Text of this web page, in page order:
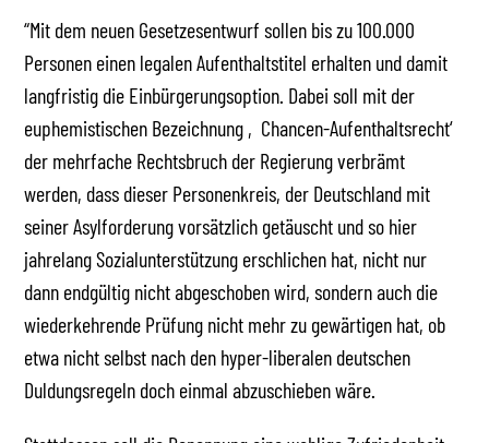
“Mit dem neuen Gesetzesentwurf sollen bis zu 100.000
Personen einen legalen Aufenthaltstitel erhalten und damit
langfristig die Einbürgerungsoption. Dabei soll mit der
euphemistischen Bezeichnung ‚Chancen-Aufenthaltsrecht‘
der mehrfache Rechtsbruch der Regierung verbrämt
werden, dass dieser Personenkreis, der Deutschland mit
seiner Asylforderung vorsätzlich getäuscht und so hier
jahrelang Sozialunterstützung erschlichen hat, nicht nur
dann endgültig nicht abgeschoben wird, sondern auch die
wiederkehrende Prüfung nicht mehr zu gewärtigen hat, ob
etwa nicht selbst nach den hyper-liberalen deutschen
Duldungsregeln doch einmal abzuschieben wäre.